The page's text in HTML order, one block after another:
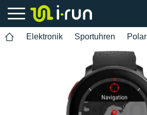
Elektronik Sportuhren Polar